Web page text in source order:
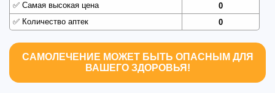
✅ Самая высокая цена
0
✅ Количество аптек 0
САМОЛЕЧЕНИЕ МОЖЕТ БЫТЬ ОПАСНЫМ ДЛЯ
ВАШЕГО ЗДОРОВЬЯ!